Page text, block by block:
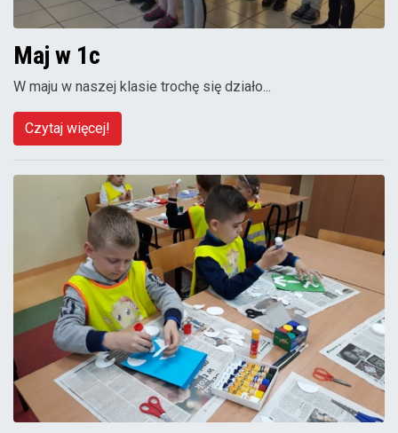
Maj w 1c
W maju w naszej klasie trochę się działo...
Czytaj więcej!